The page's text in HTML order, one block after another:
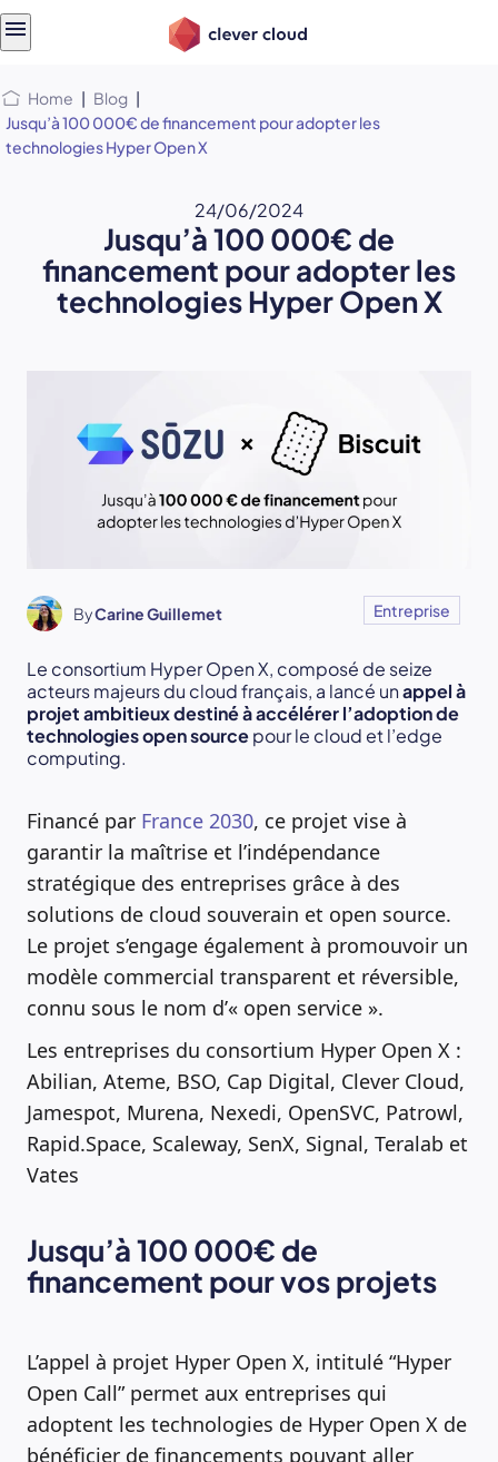
Home | Blog |
Jusqu’à 100 000€ de financement pour adopter les
technologies Hyper Open X
24/06/2024
Jusqu’à 100 000€ de
financement pour adopter les
technologies Hyper Open X
ByCarine Guillemet Entreprise
Le consortium Hyper Open X, composé de seize
acteurs majeurs du cloud français, a lancé unappel à
projet ambitieux destiné à accélérer l’adoption de
technologies open sourcepour le cloud et l’edge
computing.
Financé par France 2030, ce projet vise à
garantir la maîtrise et l’indépendance
stratégique des entreprises grâce à des
solutions de cloud souverain et open source.
Le projet s’engage également à promouvoir un
modèle commercial transparent et réversible,
connu sous le nom d’« open service ».
Les entreprises du consortium Hyper Open X :
Abilian, Ateme, BSO, Cap Digital, Clever Cloud,
Jamespot, Murena, Nexedi, OpenSVC, Patrowl,
Rapid.Space, Scaleway, SenX, Signal, Teralab et
Vates
Jusqu’à 100 000€ de
financement pour vos projets
L’appel à projet Hyper Open X, intitulé “Hyper
Open Call” permet aux entreprises qui
adoptent les technologies de Hyper Open X de
bénéficier de financements pouvant aller